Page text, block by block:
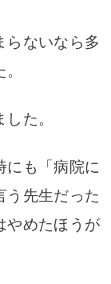
らないなら多
た。
にも
「病院に
う先生だった
やめたほうが